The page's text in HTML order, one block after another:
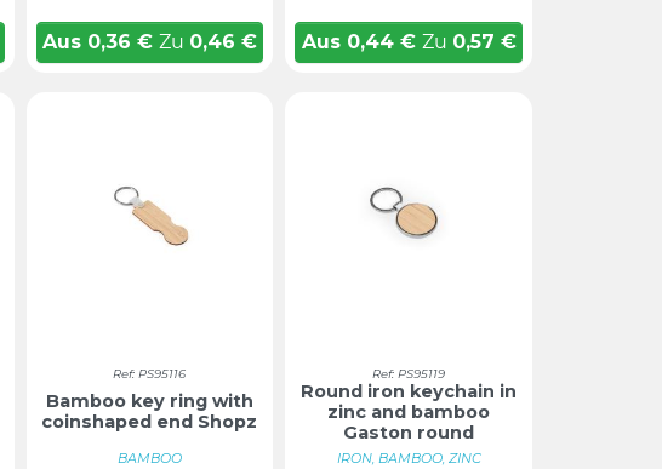
Aus0,36 € Zu 0,46 € Aus0,44 € Zu 0,57 €
Ref: PS95116
Bamboo key ring with
coinshaped end Shopz
BAMBOO
Ref: PS95119
Round iron keychain in
zinc and bamboo
Gaston round
IRON, BAMBOO, ZINC